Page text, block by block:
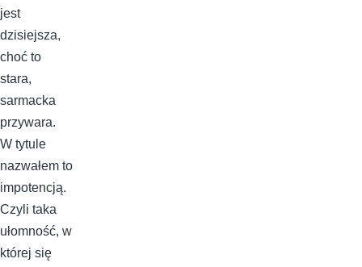
jest
dzisiejsza,
choć to
stara,
sarmacka
przywara.
W tytule
nazwałem to
impotencją.
Czyli taka
ułomność, w
której się